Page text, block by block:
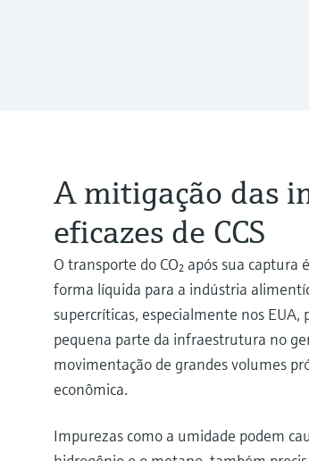
A mitigação das
eficazes de CCS
O transporte do CO₂ após sua
forma líquida para a indústria
supercríticas, especialmente nos EUA,
pequena parte da infraestrutura no
movimentação de grandes volumes
econômica.
Impurezas como a umidade podem